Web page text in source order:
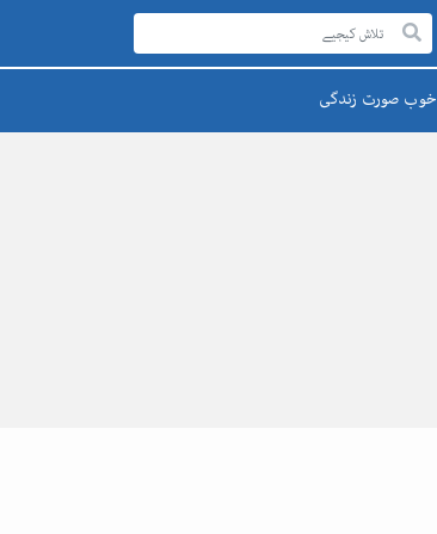
خوب صورت زندگی